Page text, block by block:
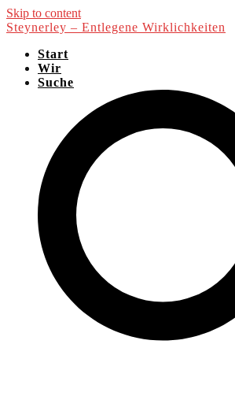
Skip to content
Steynerley – Entlegene Wirklichkeiten
Start
Wir
Suche